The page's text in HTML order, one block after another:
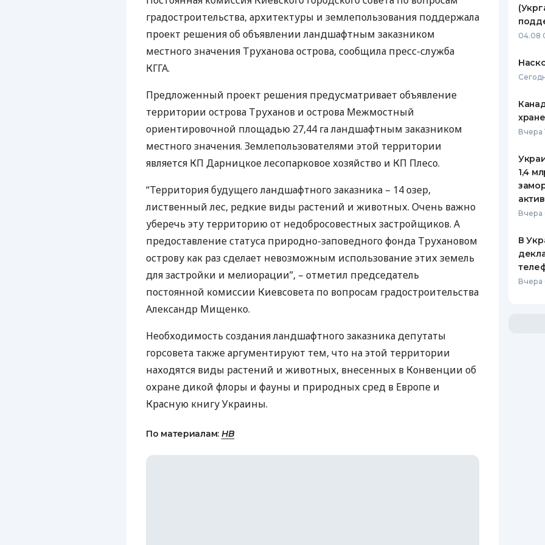
ЕЖЕМЕСЯЧНЫЙ ОБЗОР
КЕШБЭКА
ПУТЕВОДИТЕЛИ ПО
градостроительства, архитектуры и землепользования поддержала
проект решения об объявлении ландшафтным заказником
местного значения Труханова острова, сообщила пресс-служба
КГГА.
Предложенный проект решения предусматривает объявление
территории острова Труханов и острова Межмостный
ориентировочной площадью 27,44 га ландшафтным заказником
местного значения. Землепользователями этой территории
является КП Дарницкое лесопарковое хозяйство и КП Плесо.
“Территория будущего ландшафтного заказника – 14 озер,
лиственный лес, редкие виды растений и животных. Очень важно
уберечь эту территорию от недобросовестных застройщиков. А
предоставление статуса природно-заповедного фонда Трухановом
острову как раз сделает невозможным использование этих земель
для застройки и мелиорации”, – отметил председатель
постоянной комиссии Киевсовета по вопросам градостроительства
Александр Мищенко.
Необходимость создания ландшафтного заказника депутаты
горсовета также аргументируют тем, что на этой территории
находятся виды растений и животных, внесенных в Конвенции об
охране дикой флоры и фауны и природных сред в Европе и
Красную книгу Украины.
По материалам: НВ
04.08
Вчера
1,4
Вчера
В
Вчера